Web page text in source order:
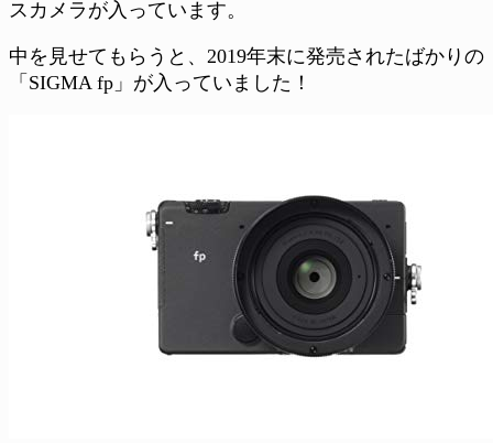
スカメラが入っています。
中を見せてもらうと、2019年末に発売されたばかりの
「SIGMA fp」が入っていました！